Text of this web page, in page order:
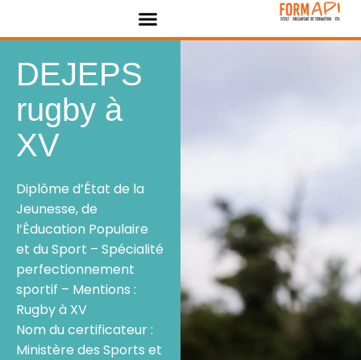
DEJEPS
rugby à
XV
Diplôme d’État de la
Jeunesse, de
l’Éducation Populaire
et du Sport – Spécialité
perfectionnement
sportif – Mentions :
Rugby à XV
Nom du certificateur :
Ministère des Sports et
Panneau de gestion des cookies